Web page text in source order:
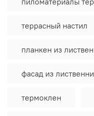
террасный настил
планкен из
фасад из
термоклен